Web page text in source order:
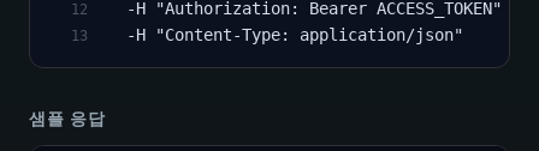
12
  -H "Authorization: Bearer ACCESS_TOKEN" \
13
  -H "Content-Type: application/json"
샘플 응답